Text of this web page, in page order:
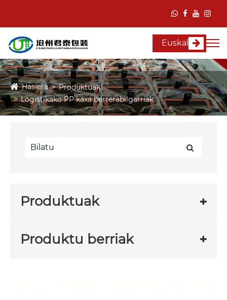
Euskal
Hasiera
Produktuak
Logistikako PP kaxa berrerabilgarriak
Produktuak
Produktu berriak